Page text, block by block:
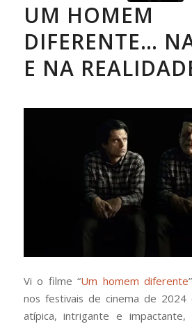
UM HOMEM
DIFERENTE…
E NA
Vi o filme “Um homem diferente
nos festivais de cinema de 2024
atípica, intrigante e impactante,